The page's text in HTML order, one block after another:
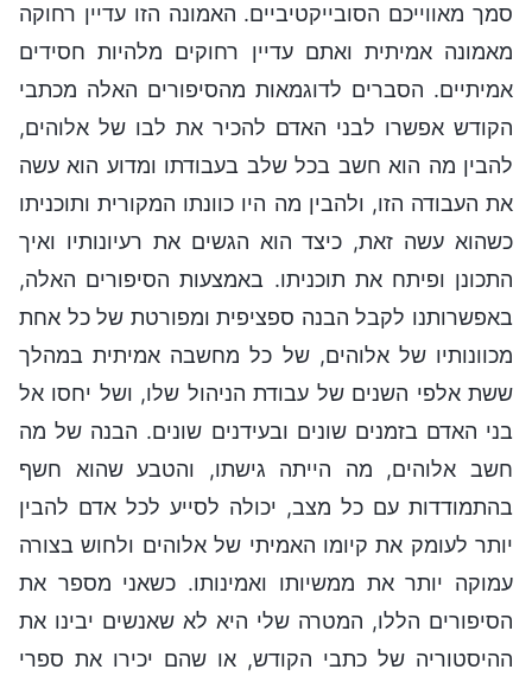
סמך מאווייכם הסובייקטיביים. האמונה הזו עדיין רחוקה
מאמונה אמיתית ואתם עדיין רחוקים מלהיות חסידים
אמיתיים. הסברים לדוגמאות מהסיפורים האלה מכתבי
הקודש אפשרו לבני האדם להכיר את לבו של אלוהים,
להבין מה הוא חשב בכל שלב בעבודתו ומדוע הוא עשה
את העבודה הזו, ולהבין מה היו כוונתו המקורית ותוכניתו
כשהוא עשה זאת, כיצד הוא הגשים את רעיונותיו ואיך
התכונן ופיתח את תוכניתו. באמצעות הסיפורים האלה,
באפשרותנו לקבל הבנה ספציפית ומפורטת של כל אחת
מכוונותיו של אלוהים, של כל מחשבה אמיתית במהלך
ששת אלפי השנים של עבודת הניהול שלו, ושל יחסו אל
בני האדם בזמנים שונים ובעידנים שונים. הבנה של מה
חשב אלוהים, מה הייתה גישתו, והטבע שהוא חשף
בהתמודדות עם כל מצב, יכולה לסייע לכל אדם להבין
יותר לעומק את קיומו האמיתי של אלוהים ולחוש בצורה
עמוקה יותר את ממשיותו ואמינותו. כשאני מספר את
הסיפורים הללו, המטרה שלי היא לא שאנשים יבינו את
ההיסטוריה של כתבי הקודש, או שהם יכירו את ספרי